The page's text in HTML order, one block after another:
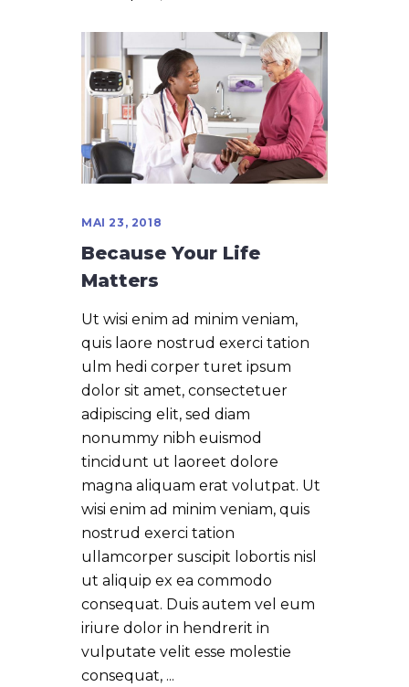
MAI 23, 2018
Because Your Life
Matters
Ut wisi enim ad minim veniam,
quis laore nostrud exerci tation
ulm hedi corper turet ipsum
dolor sit amet, consectetuer
adipiscing elit, sed diam
nonummy nibh euismod
tincidunt ut laoreet dolore
magna aliquam erat volutpat. Ut
wisi enim ad minim veniam, quis
nostrud exerci tation
ullamcorper suscipit lobortis nisl
ut aliquip ex ea commodo
consequat. Duis autem vel eum
iriure dolor in hendrerit in
vulputate velit esse molestie
consequat,